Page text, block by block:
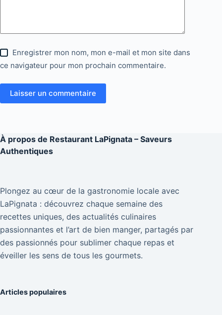
Enregistrer mon nom, mon e-mail et mon site dans
ce navigateur pour mon prochain commentaire.
Laisser un commentaire
À propos de Restaurant LaPignata – Saveurs
Authentiques
Plongez au cœur de la gastronomie locale avec
LaPignata : découvrez chaque semaine des
recettes uniques, des actualités culinaires
passionnantes et l’art de bien manger, partagés par
des passionnés pour sublimer chaque repas et
éveiller les sens de tous les gourmets.
Articles populaires